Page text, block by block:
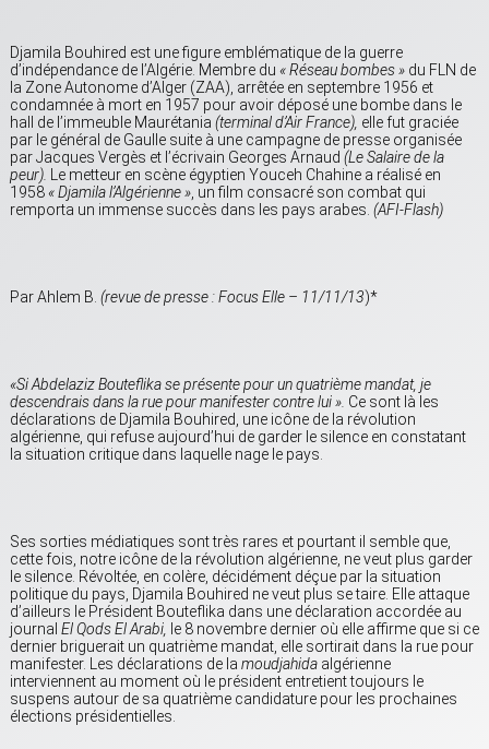
Djamila Bouhired est une figure emblématique de la guerre
d’indépendance de l’Algérie. Membre du « Réseau bombes » du FLN de
la Zone Autonome d’Alger (ZAA), arrêtée en septembre 1956 et
condamnée à mort en 1957 pour avoir déposé une bombe dans le
hall de l’immeuble Maurétania (terminal d’Air France), elle fut graciée
par le général de Gaulle suite à une campagne de presse organisée
par Jacques Vergès et l’écrivain Georges Arnaud (Le Salaire de la
peur).
Le metteur en scène égyptien Youceh Chahine a réalisé en
1958« Djamila l’Algérienne » , un film consacré son combat qui
remporta un immense succès dans les pays arabes. (AFI-Flash)
Par Ahlem B. (revue de presse : Focus Elle – 11/11/13)*
«Si Abdelaziz Bouteflika se présente pour un quatrième mandat, je
descendrais dans la rue pour manifester contre lui ». Ce sont là les
déclarations de Djamila Bouhired, une icône de la révolution
algérienne, qui refuse aujourd’hui de garder le silence en constatant
la situation critique dans laquelle nage le pays.
Ses sorties médiatiques sont très rares et pourtant il semble que,
cette fois, notre icône de la révolution algérienne, ne veut plus garder
le silence. Révoltée, en colère, décidément déçue par la situation
politique du pays, Djamila Bouhired ne veut plus se taire. Elle attaque
d’ailleurs le Président Bouteflika dans une déclaration accordée au
journal El Qods El Arabi,
le 8 novembre dernier où elle affirme que si ce
dernier briguerait un quatrième mandat, elle sortirait dans la rue pour
manifester. Les déclarations de la moudjahida algérienne
interviennent au moment où le président entretient toujours le
suspens autour de sa quatrième candidature pour les prochaines
élections présidentielles.